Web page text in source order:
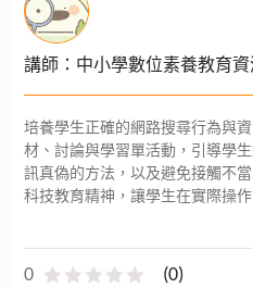
講師：中小學數位素養教育資
培養學生正確的網路搜尋行為與
材、討論與學習單活動，引導學
訊真偽的方法，以及避免接觸不
科技教育精神，讓學生在實際操
0 (0)